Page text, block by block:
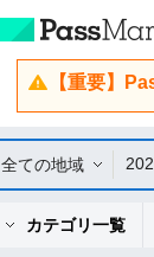
【重要】
全ての地域
カテゴリ一覧